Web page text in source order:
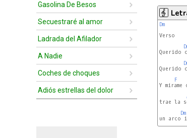
Gasolina De Besos
Secuestraré al amor
Ladrada del Afilador
A Nadie
Coches de choques
Adiós estrellas del dolor
Dm
Verso
Querido
Querido
F
Y mirame
trae la
Dm
un arco